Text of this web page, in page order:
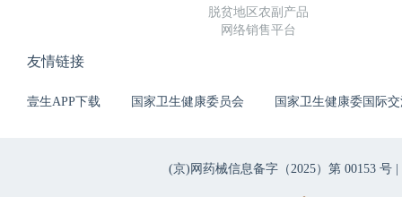
脱贫地区农副产品
网络销售平台
友情链接
壹生APP下载 国家卫生健康委员会 国家卫生健康委国际
(京)网药械信息备字（2025）第 00153 号 |